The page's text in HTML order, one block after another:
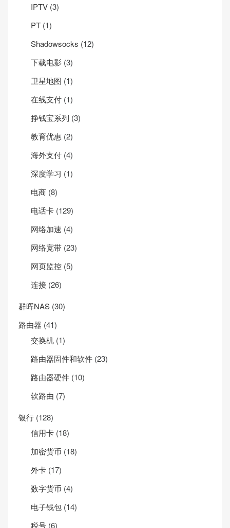
IPTV (3)
PT (1)
Shadowsocks (12)
下载电影 (3)
卫星地图 (1)
在线支付 (1)
挣钱宝系列 (3)
教育优惠 (2)
海外支付 (4)
深度学习 (1)
电商 (8)
电话卡 (129)
网络加速 (4)
网络宽带 (23)
网页监控 (5)
连接 (26)
群晖NAS (30)
路由器 (41)
交换机 (1)
路由器固件和软件 (23)
路由器硬件 (10)
软路由 (7)
银行 (128)
信用卡 (18)
加密货币 (18)
外卡 (17)
数字货币 (4)
电子钱包 (14)
税号 (6)